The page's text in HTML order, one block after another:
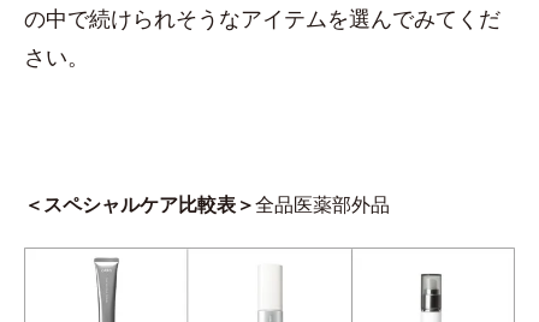
の中で続けられそうなアイテムを選んでみてくだ
さい。
＜スペシャルケア比較表＞全品医薬部外品